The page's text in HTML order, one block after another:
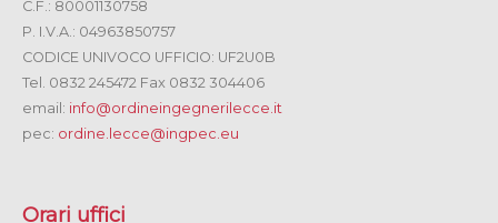
C.F.: 80001130758
P. I.V.A.: 04963850757
CODICE UNIVOCO UFFICIO: UF2U0B
Tel. 0832 245472 Fax 0832 304406
email: info@ordineingegnerilecce.it
pec: ordine.lecce@ingpec.eu
Orari uffici